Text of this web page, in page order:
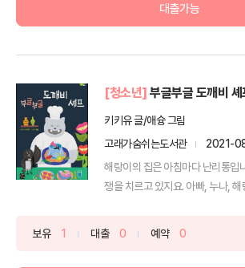
대출가능
[청소년] 부글부글 도깨비 셰
키키유 글/애슝 그림
고래가숨쉬는도서관
2021-
해랑이의 집은 아침마다 난리통입
쟁을 치르고 있지요. 아빠, 누나,
보유 1 대출 0 예약 0